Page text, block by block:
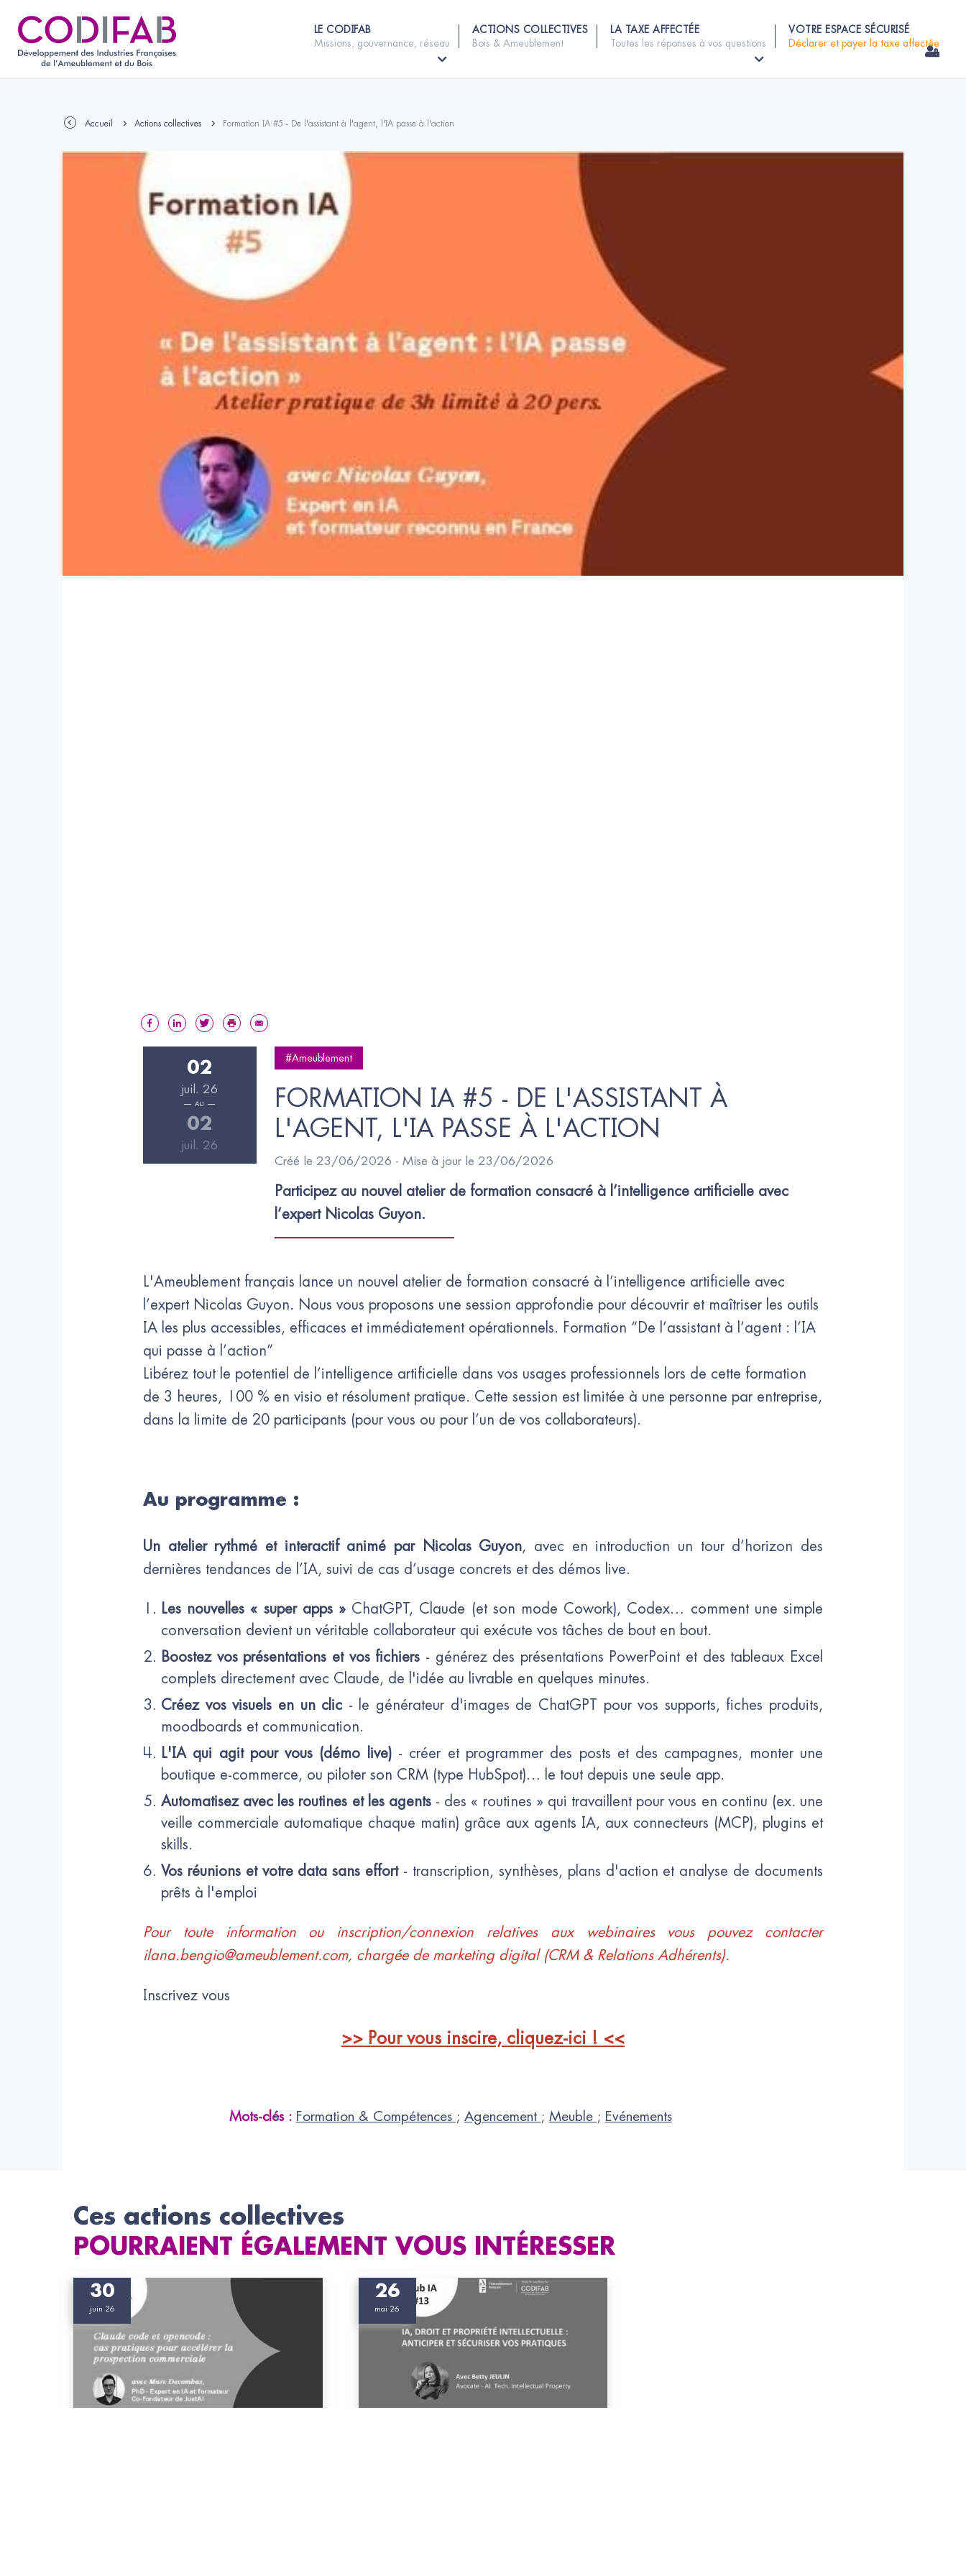
LE CODIFAB
Missions, gouvernance, réseau
ACTIONS COLLECTIVES
Bois & Ameublement
LA TAXE AFFECTÉE
Toutes les réponses à vos questions
VOTRE ESPACE SÉCURISÉ
Déclarer et payer la taxe affectée
Accueil Actions collectives Formation IA #5 - De l'assistant à l'agent, l'IA passe à l'action
02
juil. 26
AU
02
juil. 26
#Ameublement
FORMATION IA #5 - DE L'ASSISTANT À
L'AGENT, L'IA PASSE À L'ACTION
Créé le 23/06/2026 - Mise à jour le 23/06/2026
Participez au nouvel atelier de formation consacré à l’intelligence artificielle avec
l’expert Nicolas Guyon.
L'Ameublement français lance un nouvel atelier de formation consacré à l’intelligence artificielle avec
l’expert Nicolas Guyon. Nous vous proposons une session approfondie pour découvrir et maîtriser les outils
IA les plus accessibles, efficaces et immédiatement opérationnels. Formation “De l’assistant à l’agent : l’IA
qui passe à l’action”
Libérez tout le potentiel de l’intelligence artificielle dans vos usages professionnels lors de cette formation
de 3 heures, 100 % en visio et résolument pratique. Cette session est limitée à une personne par entreprise,
dans la limite de 20 participants (pour vous ou pour l’un de vos collaborateurs).
Au programme :
Un atelier rythmé et interactif animé par Nicolas Guyon, avec en introduction un tour d’horizon des
dernières tendances de l’IA, suivi de cas d’usage concrets et des démos live.
Les nouvelles « super apps » ChatGPT, Claude (et son mode Cowork), Codex… comment une simple
conversation devient un véritable collaborateur qui exécute vos tâches de bout en bout.
Boostez vos présentations et vos fichiers - générez des présentations PowerPoint et des tableaux Excel
complets directement avec Claude, de l'idée au livrable en quelques minutes.
Créez vos visuels en un clic - le générateur d'images de ChatGPT pour vos supports, fiches produits,
moodboards et communication.
L'IA qui agit pour vous (démo live)- créer et programmer des posts et des campagnes, monter une
boutique e-commerce, ou piloter son CRM (type HubSpot)… le tout depuis une seule app.
Automatisez avec les routines et les agents- des « routines » qui travaillent pour vous en continu (ex. une
veille commerciale automatique chaque matin) grâce aux agents IA, aux connecteurs (MCP), plugins et
skills.
Vos réunions et votre data sans effort- transcription, synthèses, plans d'action et analyse de documents
prêts à l'emploi
Pour toute information ou inscription/connexion relatives aux webinaires vous pouvez contacter
ilana.bengio@ameublement.com, chargée de marketing digital (CRM & Relations Adhérents).
Inscrivez vous
>> Pour vous inscire, cliquez-ici ! <<
Mots-clés : Formation & Compétences ; Agencement ; Meuble ; Evénements
Ces actions collectives
POURRAIENT ÉGALEMENT VOUS INTÉRESSER
30
juin 26
26
mai 26